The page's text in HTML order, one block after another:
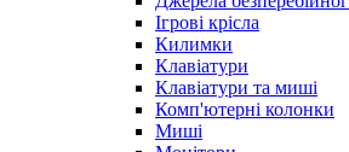
Ігрові крісла
Килимки
Клавіатури
Клавіатури та миші
Комп'ютерні колонки
Миші